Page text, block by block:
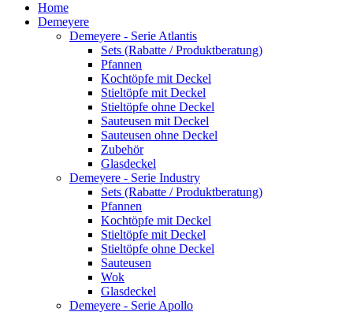
Home
Demeyere
Demeyere - Serie Atlantis
Sets (Rabatte / Produktberatung)
Pfannen
Kochtöpfe mit Deckel
Stieltöpfe mit Deckel
Stieltöpfe ohne Deckel
Sauteusen mit Deckel
Sauteusen ohne Deckel
Zubehör
Glasdeckel
Demeyere - Serie Industry
Sets (Rabatte / Produktberatung)
Pfannen
Kochtöpfe mit Deckel
Stieltöpfe mit Deckel
Stieltöpfe ohne Deckel
Sauteusen
Wok
Glasdeckel
Demeyere - Serie Apollo